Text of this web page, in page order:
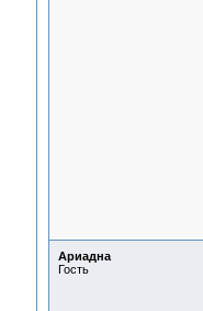
Ариадна
Гость